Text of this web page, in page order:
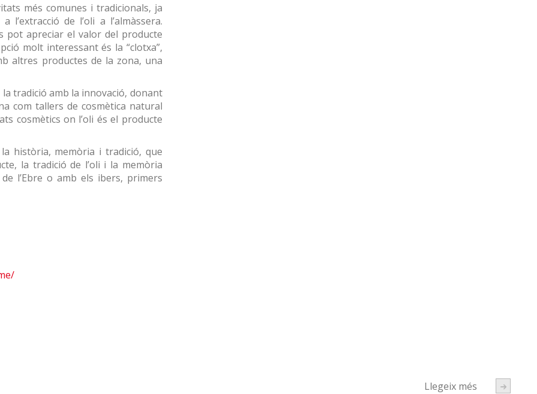
més comunes i tradicionals, ja
de l’oli a l’almàssera.
pot apreciar el valor del producte
molt interessant és la “clotxa”,
altres productes de la zona, una
tradició amb la innovació, donant
com tallers de cosmètica natural
cosmètics on l’oli és el producte
història, memòria i tradició, que
la tradició de l’oli i la memòria
l’Ebre o amb els ibers, primers
Llegeix més